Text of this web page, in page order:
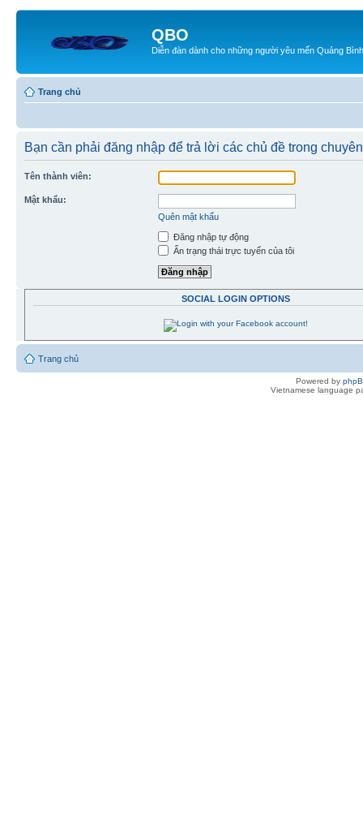
QBO
Diễn đàn dành cho những người yêu mến Quảng Bình
Trang chủ
Bạn cần phải đăng nhập để trả lời các chủ đề trong
Tên thành viên:
Mật khẩu:
Quên mật khẩu
Đăng nhập tự động
Ẩn trạng thái trực tuyến của tôi
SOCIAL LOGIN OPTIONS
Trang chủ
Powered by
Vietnamese language